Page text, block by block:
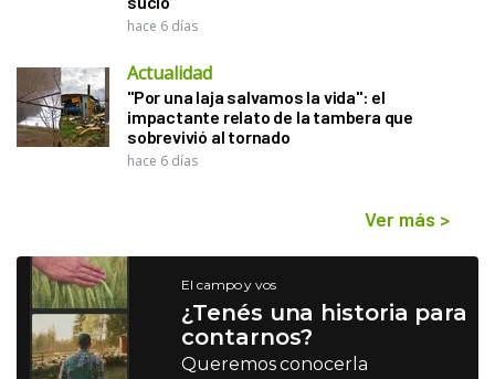
hace 6 días
Actualidad
"Por una laja salvamos la vida": el
impactante relato de la tambera que
sobrevivió al tornado
hace 6 días
Ver más >
El campo y vos
¿Tenés una historia para
contarnos?
Queremos conocerla